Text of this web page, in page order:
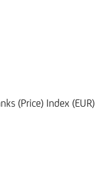
(Price) Index (EUR)